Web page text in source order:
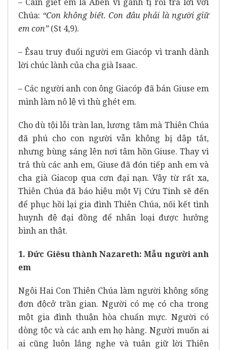
Chúa: “Con không biết. Con đâu phải là người giữ
em con”(St 4,9).
– Êsau truy đuổi người em Giacóp vì tranh dành
lời chúc lành của cha già Isaac.
– Các người anh con ông Giacóp đã bán Giuse em
mình làm nô lệ vì thù ghét em.
Cho dù tội lỗi tràn lan, lương tâm mà Thiên Chúa
đã phú cho con người vẫn không bị dập tắt,
nhưng bùng sáng lên nơi tâm hồn Giuse. Thay vì
trả thù các anh em, Giuse đã đón tiếp anh em và
cha già Giacop qua cơn đại nạn. Vậy từ rất xa,
Thiên Chúa đã báo hiệu một Vị Cứu Tinh sẽ đến
để phục hồi lại gia đình Thiên Chúa, nối kết tình
huynh đệ đại đồng để nhân loại được hưởng
bình an thật.
1. Đức Giêsu thành Nazareth: Mẫu người anh
em
Ngôi Hai Con Thiên Chúa làm người không sống
đơn độcở trần gian. Người có mẹ có cha trong
một gia đình thuận hòa chuẩn mực. Người có
dòng tộc và các anh em họ hàng. Người muốn ai
ai cũng luôn lắng nghe và tuân giữ lời Thiên